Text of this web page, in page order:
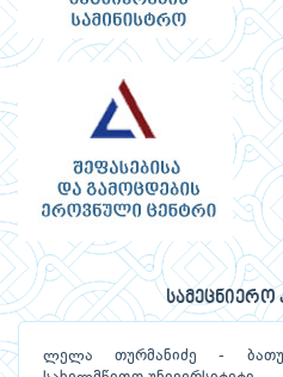
სამეცნიერო
ლელა თურმანიძე -